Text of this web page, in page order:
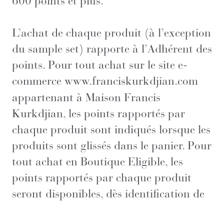
L’achat de chaque produit (à l’exception
du sample set) rapporte à l’Adhérent des
points. Pour tout achat sur le site e-
commerce www.franciskurkdjian.com
appartenant à Maison Francis
Kurkdjian, les points rapportés par
chaque produit sont indiqués lorsque les
produits sont glissés dans le panier. Pour
tout achat en Boutique Eligible, les
points rapportés par chaque produit
seront disponibles, dès identification de